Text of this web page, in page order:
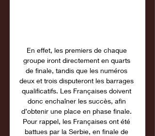
En effet, les premiers de chaque
groupe iront directement en quarts
de finale, tandis que les numéros
deux et trois disputeront les barrages
qualificatifs. Les Françaises doivent
donc enchaîner les succès, afin
d’obtenir une place en phase finale.
Pour rappel, les Françaises ont été
battues par la Serbie, en finale de